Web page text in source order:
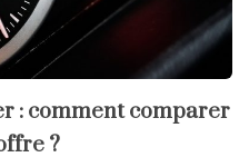
: comment comparer
?